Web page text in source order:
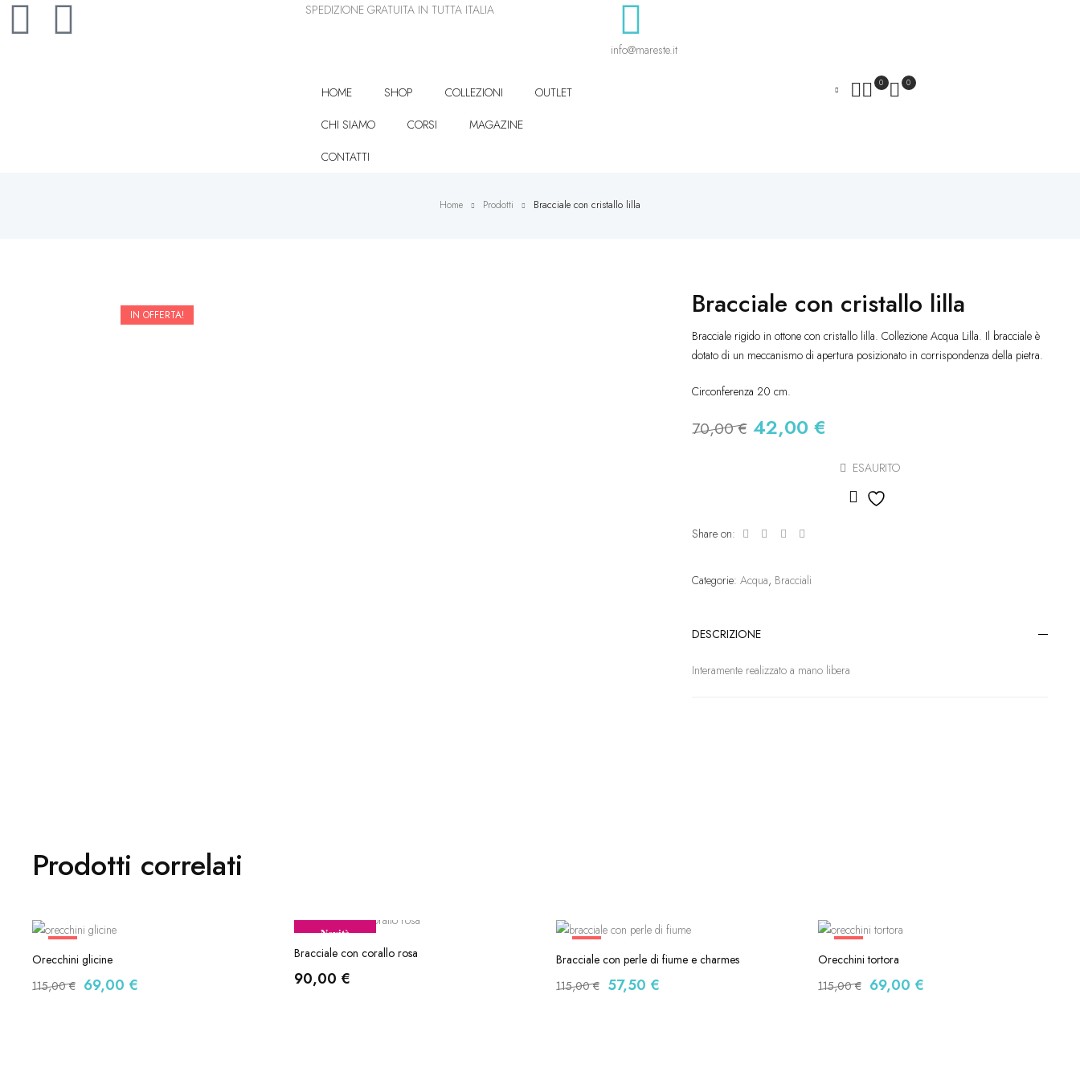
SPEDIZIONE GRATUITA IN TUTTA ITALIA
info@mareste.it
HOME SHOP COLLEZIONI
OUTLET
CHI SIAMO
CORSI
MAGAZINE
CONTATTI
0 0
Home Prodotti Bracciale con cristallo lilla
IN OFFERTA! Bracciale con cristallo lilla
Bracciale rigido in ottone con cristallo lilla. Collezione Acqua Lilla. Il bracciale è
dotato di un meccanismo di apertura posizionato in corrispondenza della pietra.
Circonferenza 20 cm.
70,00€ 42,00 €
ESAURITO
Share on:
Categorie: Acqua, Bracciali
DESCRIZIONE
Interamente realizzato a mano libera
Prodotti correlati
-40%
Orecchini glicine
115,00€ 69,00 €
Novità
Bracciale con corallo rosa
90,00 €
-50%
Bracciale con perle di fiume e charmes
115,00€ 57,50 €
-40%
Orecchini tortora
115,00€ 69,00 €